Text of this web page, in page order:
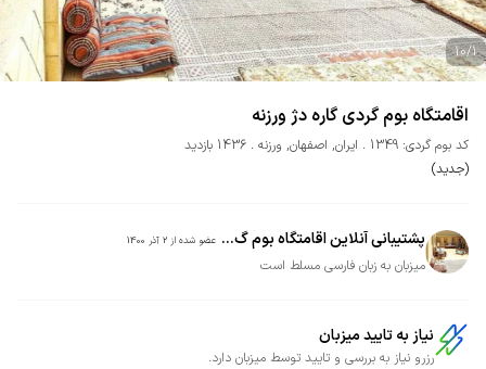
10/1
اقامتگاه بوم گردی گاره دژ ورزنه
کد بوم گردی: 1349 ایران, اصفهان, ورزنه
1436 بازدید
(جدید)
پشتیبانی آنلاین اقامتگاه بوم گ... عضو شده از 2 آذر 1400
میزبان به زبان فارسی مسلط است
نیاز به تایید میزبان
رزرو نیاز به بررسی و تایید توسط میزبان دارد.